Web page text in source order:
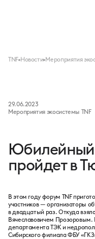
TNF Новости Мероприятия
29.06.2023
Мероприятия экосистемы TNF
Юбилейный
пройдет в
В этом году форум TNF
участников — организаторы
в двадцатый раз. Откуда
Вячеславовичем
департамента ТЭК и
Сибирского филиала ФБУ